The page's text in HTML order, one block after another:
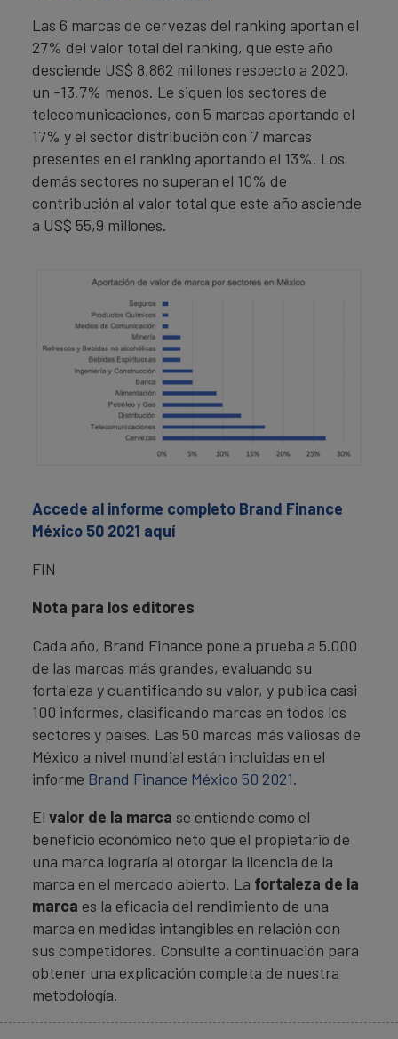
Las 6 marcas de cervezas del ranking aportan el
27% del valor total del ranking, que este año
desciende US$ 8,862 millones respecto a 2020,
un -13.7% menos. Le siguen los sectores de
telecomunicaciones, con 5 marcas aportando el
17% y el sector distribución con 7 marcas
presentes en el ranking aportando el 13%. Los
demás sectores no superan el 10% de
contribución al valor total que este año asciende
a US$ 55,9 millones.
Accede al informe completo Brand Finance
México 50 2021 aquí
FIN
Nota para los editores
Cada año, Brand Finance pone a prueba a 5.000
de las marcas más grandes, evaluando su
fortaleza y cuantificando su valor, y publica casi
100 informes, clasificando marcas en todos los
sectores y países. Las 50 marcas más valiosas de
México a nivel mundial están incluidas en el
informe Brand Finance México 50 2021.
El valor de la marca se entiende como el
beneficio económico neto que el propietario de
una marca lograría al otorgar la licencia de la
marca en el mercado abierto. La fortaleza de la
marca es la eficacia del rendimiento de una
marca en medidas intangibles en relación con
sus competidores. Consulte a continuación para
obtener una explicación completa de nuestra
metodología.